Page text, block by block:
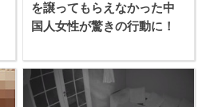
を譲ってもらえなかった中
国人女性が驚きの行動に！